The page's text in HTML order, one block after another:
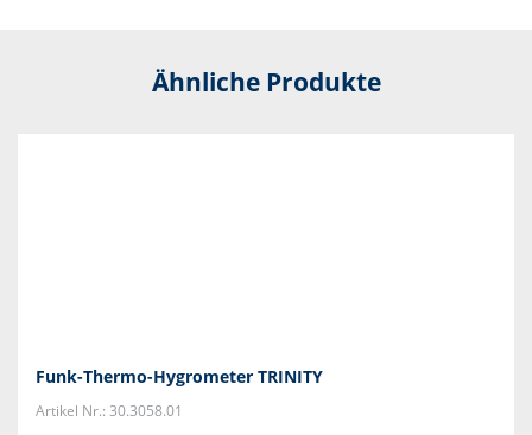
Ähnliche Produkte
Funk-Thermo-Hygrometer TRINITY
Artikel Nr.: 30.3058.01